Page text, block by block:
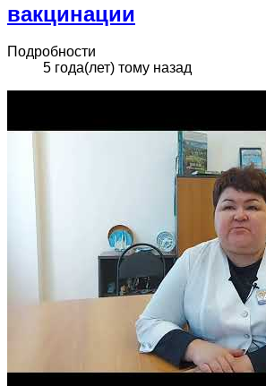
вакцинации
Подробности
5 года(лет) тому назад